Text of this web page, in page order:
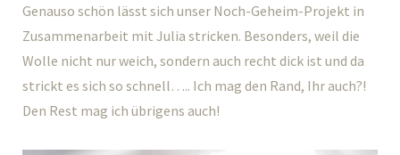
Genauso schön lässt sich unser Noch-Geheim-Projekt in
Zusammenarbeit mit Julia stricken. Besonders, weil die
Wolle nicht nur weich, sondern auch recht dick ist und da
strickt es sich so schnell….. Ich mag den Rand, Ihr auch?!
Den Rest mag ich übrigens auch!